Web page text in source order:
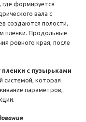
где формируется
вала с
создаются полости,
пленки. Продольные
ровного края, после
с пузырьками
системой, которая
параметров,